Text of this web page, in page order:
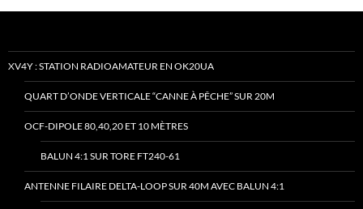
XV4Y : STATION RADIOAMATEUR EN OK20UA
QUART D’ONDE VERTICALE “CANNE À PÊCHE” SUR 20M
OCF-DIPOLE 80,40,20 ET 10 MÈTRES
BALUN 4:1 SUR TORE FT240-61
ANTENNE FILAIRE DELTA-LOOP SUR 40M AVEC BALUN 4:1